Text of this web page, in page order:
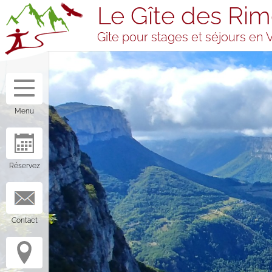
Le Gîte des
Gîte pour stages et séjours en
The gîte des
General
information
The bedrooms
and the
dormitory
Meals
Welcome in
stopover
accommodation
Services and
equipment
The gîte’s team
Visitors' book
Prices,
booking
Half board
Free
management
Availability
Yoga, TAi Chi,
Qi Gong,
Séminaire
entreprise,
Menu
Réservez
Contact